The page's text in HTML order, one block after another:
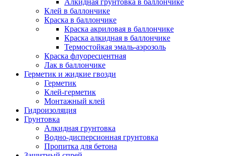
Алкидная грунтовка в баллончике
Клей в баллончике
Краска в баллончике
Краска акриловая в баллончике
Краска алкидная в баллончике
Термостойкая эмаль-аэрозоль
Краска флуоресцентная
Лак в баллончике
Герметик и жидкие гвозди
Герметик
Клей-герметик
Монтажный клей
Гидроизоляция
Грунтовка
Алкидная грунтовка
Водно-дисперсионная грунтовка
Пропитка для бетона